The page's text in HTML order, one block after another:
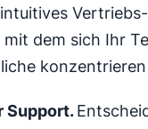
mit dem sich Ihr
Support.